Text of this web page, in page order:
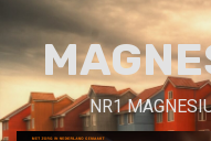
content
NR1